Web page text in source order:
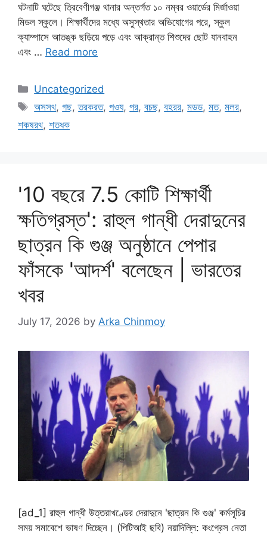
ঘটনাটি ঘটেছে ত্রিবেণীগঞ্জ থানার অন্তর্গত ১০ নম্বর ওয়ার্ডের মির্জাওয়া
মিডল স্কুলে। শিক্ষার্থীদের মধ্যে অসুস্থতার অভিযোগের পরে, স্কুল
ক্যাম্পাসে আতঙ্ক ছড়িয়ে পড়ে এবং আক্রান্ত শিশুদের ছোট যানবাহন
এবং … Read more
Categories
Uncategorized
Tags
অসসথ,গছ,তরকরত,পওয,পর,বচছ,বহরর,মডড,মত,মলর,
শকষরথ, শতধক
'10 বছরে 7.5 কোটি শিক্ষার্থী
ক্ষতিগ্রস্ত': রাহুল গান্ধী দেরাদুনের
ছাত্রন কি গুঞ্জ অনুষ্ঠানে পেপার
ফাঁসকে 'আদর্শ' বলেছেন | ভারতের
খবর
July 17, 2026 by Arka Chinmoy
[ad_1] রাহুল গান্ধী উত্তরাখণ্ডের দেরাদুনে 'ছাত্রন কি গুঞ্জ' কর্মসূচির
সময় সমাবেশে ভাষণ দিচ্ছেন। (পিটিআই ছবি) নয়াদিল্লি: কংগ্রেস নেতা